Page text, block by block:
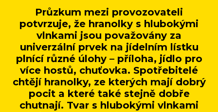
Průzkum mezi provozovateli
potvrzuje, že hranolky s hlubokými
vlnkami jsou považovány za
univerzální prvek na jídelním lístku
plnící různé úlohy – příloha, jídlo pro
více hostů, chuťovka. Spotřebitelé
chtějí hranolky, ze kterých mají dobrý
pocit a které také stejně dobře
chutnají. Tvar s hlubokými vlnkami